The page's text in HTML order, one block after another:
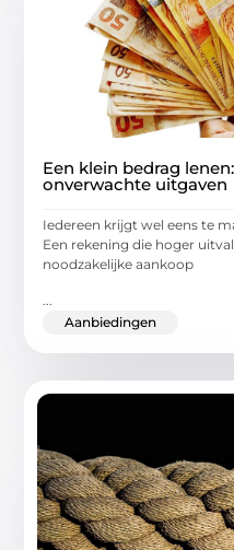
Een klein bedrag
onverwachte uitgaven
Iedereen krijgt wel eens te
Een rekening die hoger
noodzakelijke aankoop
Aanbiedingen